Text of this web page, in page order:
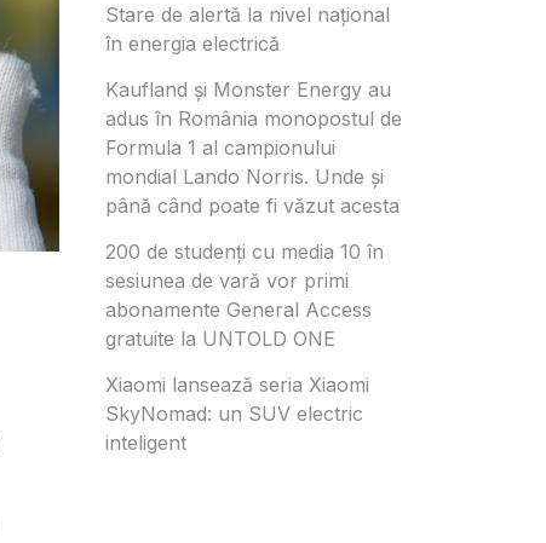
Stare de alertă la nivel național
în energia electrică
Kaufland și Monster Energy au
adus în România monopostul de
Formula 1 al campionului
mondial Lando Norris. Unde și
până când poate fi văzut acesta
200 de studenți cu media 10 în
sesiunea de vară vor primi
abonamente General Access
gratuite la UNTOLD ONE
Xiaomi lansează seria Xiaomi
SkyNomad: un SUV electric
inteligent